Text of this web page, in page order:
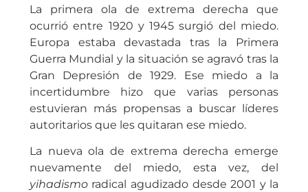
La primera ola de extrema derecha que
ocurrió entre 1920 y 1945 surgió del miedo.
Europa estaba devastada tras la Primera
Guerra Mundial y la situación se agravó tras la
Gran Depresión de 1929. Ese miedo a la
incertidumbre hizo que varias personas
estuvieran más propensas a buscar líderes
autoritarios que les quitaran ese miedo.
La nueva ola de extrema derecha emerge
nuevamente del miedo, esta vez, del
yihadismoradical agudizado desde 2001 y la